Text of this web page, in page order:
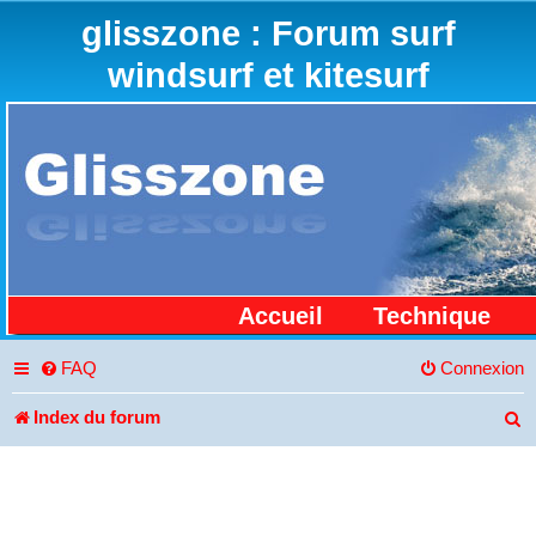
glisszone : Forum surf
windsurf et kitesurf
Accueil Technique
FAQ Connexion
Index du forum